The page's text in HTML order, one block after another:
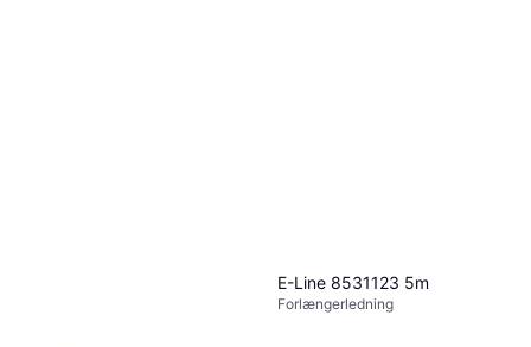
E-Line 8531123 5m
Forlængerledning